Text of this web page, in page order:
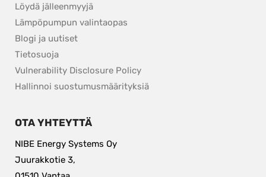
Löydä jälleenmyyjä
Lämpöpumpun valintaopas
Blogi ja uutiset
Tietosuoja
Vulnerability Disclosure Policypdf, 153.9 kB.
Hallinnoi suostumusmäärityksiä
OTA YHTEYTTÄ
NIBE Energy Systems Oy
Juurakkotie 3,